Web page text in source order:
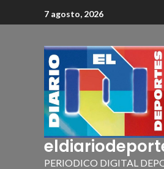
7 agosto, 2026
PERIODICO DIGITAL